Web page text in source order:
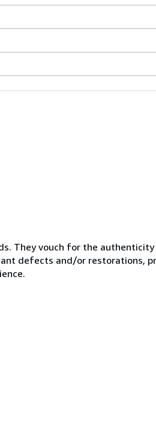
They vouch for the
defects and/or restorations,